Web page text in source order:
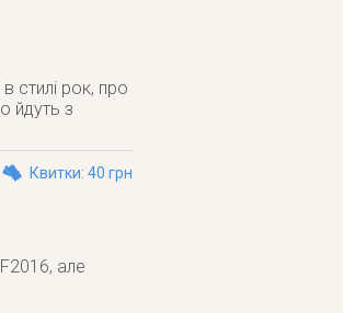
стилі рок, про
йдуть з
Квитки: 40 грн
але